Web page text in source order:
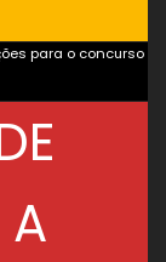
para o concurso